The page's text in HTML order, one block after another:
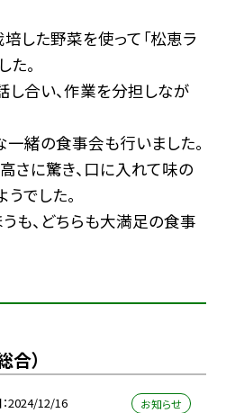
した野菜を使って「松恵ラ
た。
し合い、作業を分担しなが
緒の食事会も行いました。
さに驚き、口に入れて味の
でした。
も、どちらも大満足の食事
合）
2024/12/16 お知らせ